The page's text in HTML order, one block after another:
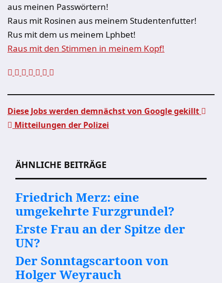
aus meinen Passwörtern!
Raus mit Rosinen aus meinem Studentenfutter!
Rus mit dem us meinem Lphbet!
Raus mit den Stimmen in meinem Kopf!
Diese Jobs werden demnächst von Google gekillt
Mitteilungen der Polizei
ÄHNLICHE BEITRÄGE
Friedrich Merz: eine
umgekehrte Furzgrundel?
Erste Frau an der Spitze der
UN?
Der Sonntagscartoon von
Holger Weyrauch